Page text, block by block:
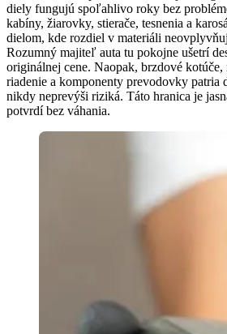
diely fungujú spoľahlivo roky bez
kabíny, žiarovky, stierače, tesnenia a
dielom, kde rozdiel v materiáli
Rozumný majiteľ auta tu pokojne ušetrí
originálnej cene. Naopak, brzdové kotúče,
riadenie a komponenty prevodovky patria
nikdy neprevýši riziká. Táto hranica je
potvrdí bez váhania.